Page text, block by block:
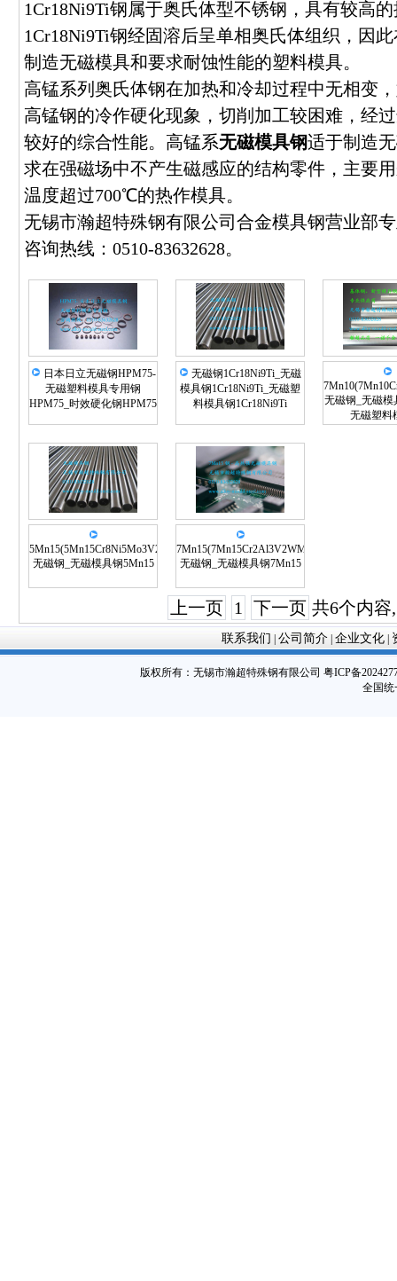
1Cr18Ni9Ti钢属于奥氏体型不锈钢，具有较高
1Cr18Ni9Ti钢经固溶后呈单相奥氏体组织，因
制造无磁模具和要求耐蚀性能的塑料模具。
高锰系列奥氏体钢在加热和冷却过程中无相变
高锰钢的冷作硬化现象，切削加工较困难，经
较好的综合性能。高锰系无磁模具钢适于制造
求在强磁场中不产生磁感应的结构零件，主要
温度超过700℃的热作模具。
无锡市瀚超特殊钢有限公司合金模具钢营业部
咨询热线：0510-83632628。
日本日立无磁钢HPM75-
无磁塑料模具专用钢
HPM75_时效硬化钢HPM75
无磁钢1Cr18Ni9Ti_无磁
模具钢1Cr18Ni9Ti_无磁塑
料模具钢1Cr18Ni9Ti
无磁钢_无磁模
无磁塑料
5Mn15(5Mn15Cr8Ni5Mo3V2)
无磁钢_无磁模具钢5Mn15
7Mn15(7Mn15Cr2Al3V2WMo)
无磁钢_无磁模具钢7Mn15
上一页 1 下一页 共6个内容
联系我们 公司简介| 企业文化|
版权所有： 无锡市瀚超特殊钢有限公司 粤ICP备
全国